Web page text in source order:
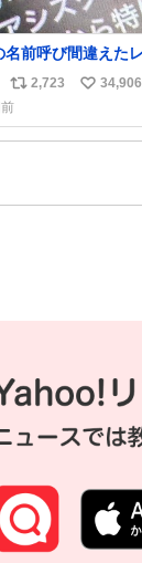
名前呼び間違えた
リ
ポ
ス
2,723
い
ね
34,906